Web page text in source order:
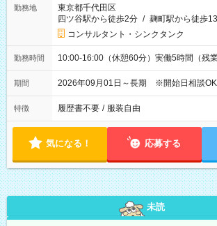
勤務地
東京都千代田区
四ツ谷駅から徒歩2分 / 麹町駅から徒歩
コンサルタント・シンクタンク
勤務時間 10:00-16:00（休憩60分）実働5時間（残業
期間 2026年09月01日～長期 ※開始日相談
特徴 履歴書不要 / 服装自由
気になる！ 応募する
未読